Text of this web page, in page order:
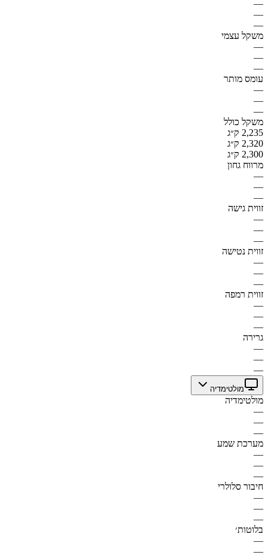
—
—
—
משקל עצמי
—
—
—
עומס מותר
—
—
—
משקל כולל
2,235 ק״ג
2,320 ק״ג
2,300 ק״ג
מרווח גחון
—
—
—
זווית גישה
—
—
—
זווית נטישה
—
—
—
זווית רמפה
—
—
—
גרירה
—
—
—
מולטימדיה
מולטימדיה
—
—
—
מערכת שמע
—
—
—
חיבור סלולרי
—
—
—
בלוטות׳
—
—